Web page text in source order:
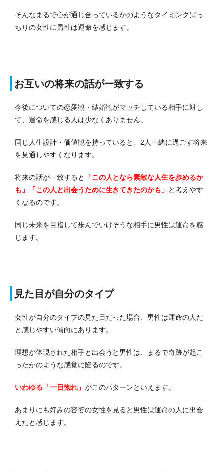
そんなまるで心が通じ合っているかのようなタイミングばっ
ちりの女性に男性は運命を感じます。
お互いの将来の話が一致する
今後についての恋愛観・結婚観がマッチしている相手に対し
て、運命を感じる人は少なくありません。
同じ人生設計・価値観を持っていると、2人一緒に過ごす将来
を見通しやすくなります。
将来の話が一致すると
「この人となら素敵な人生を歩めるか
も」「この人と出会うために生きてきたのかも」 と考えやす
くなるのです。
同じ未来を目指して歩んでいけそうな相手に男性は運命を感
じます。
見た目が自分のタイプ
女性が自分のタイプの見た目だった場合、男性は運命の人だ
と感じやすい傾向にあります。
理想が体現された相手と出会うと男性は、まるで奇跡が起こ
ったかのような感覚に陥るのです。
いわゆる「一目惚れ」 がこのパターンといえます。
あまりにも好みの容姿の女性を見ると男性は運命の人に出会
えたと感じます。